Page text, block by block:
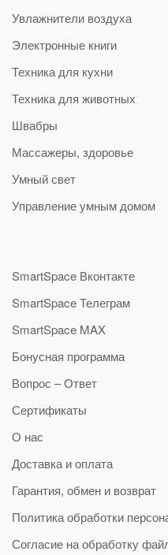
Увлажнители воздуха
Электронные книги
Техника для кухни
Техника для животных
Швабры
Массажеры, здоровье
Умный свет
Управление умным домом
SmartSpace Вконтакте
SmartSpace Телеграм
SmartSpace MAX
Бонусная программа
Вопрос – Ответ
Сертификаты
О нас
Доставка и оплата
Гарантия, обмен и возврат
Политика обработки
Согласие на обработку